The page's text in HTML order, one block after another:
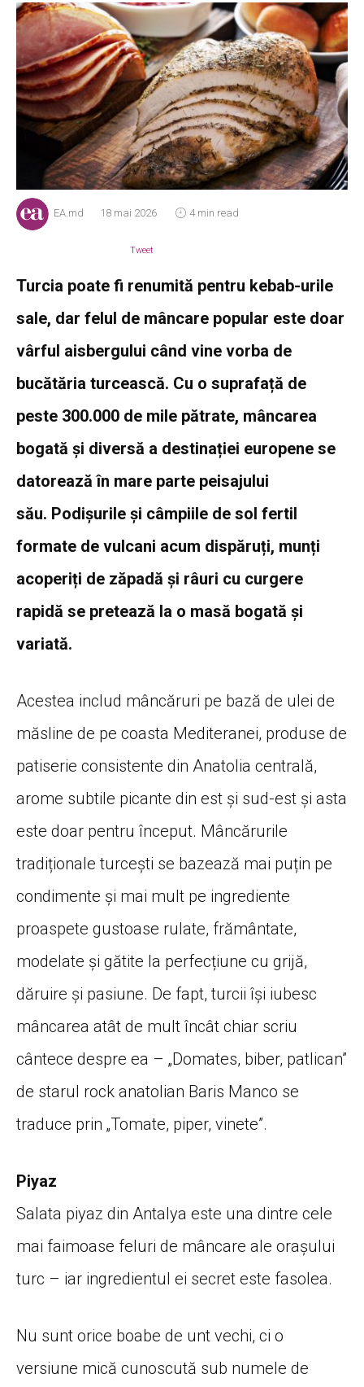
EA.md 18 mai 2026 4 min read
Tweet
Turcia poate fi renumită pentru kebab-urile
sale, dar felul de mâncare popular este doar
vârful aisbergului când vine vorba de
bucătăria turcească. Cu o suprafață de
peste 300.000 de mile pătrate, mâncarea
bogată și diversă a destinației europene se
datorează în mare parte peisajului
său. Podișurile și câmpiile de sol fertil
formate de vulcani acum dispăruți, munți
acoperiți de zăpadă și râuri cu curgere
rapidă se pretează la o masă bogată și
variată.
Acestea includ mâncăruri pe bază de ulei de
măsline de pe coasta Mediteranei, produse de
patiserie consistente din Anatolia centrală,
arome subtile picante din est și sud-est și asta
este doar pentru început. Mâncărurile
tradiționale turcești se bazează mai puțin pe
condimente și mai mult pe ingrediente
proaspete gustoase rulate, frământate,
modelate și gătite la perfecțiune cu grijă,
dăruire și pasiune. De fapt, turcii își iubesc
mâncarea atât de mult încât chiar scriu
cântece despre ea – „Domates, biber, patlican”
de starul rock anatolian Baris Manco se
traduce prin „Tomate, piper, vinete”.
Piyaz
Salata piyaz din Antalya este una dintre cele
mai faimoase feluri de mâncare ale orașului
turc – iar ingredientul ei secret este fasolea.
Nu sunt orice boabe de unt vechi, ci o
versiune mică cunoscută sub numele de